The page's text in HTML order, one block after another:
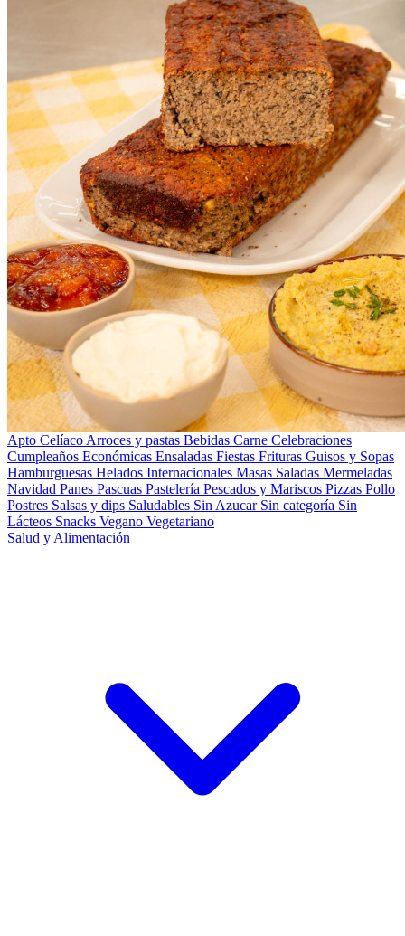
Apto Celíaco Arroces y pastas Bebidas Carne Celebraciones
Cumpleaños Económicas Ensaladas Fiestas Frituras Guisos y Sopas
Hamburguesas Helados Internacionales Masas Saladas Mermeladas
Navidad Panes Pascuas Pastelería Pescados y Mariscos Pizzas Pollo
Postres Salsas y dips Saludables Sin Azucar Sin categoría Sin
Lácteos Snacks Vegano Vegetariano
Salud y Alimentación